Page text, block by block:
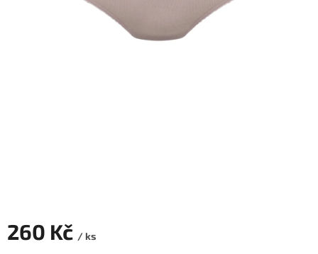
260 Kč / ks